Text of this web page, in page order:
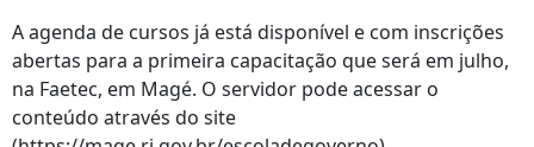
A agenda de cursos já está disponível e com inscrições
abertas para a primeira capacitação que será em julho,
na Faetec, em Magé. O servidor pode acessar o
conteúdo através do site